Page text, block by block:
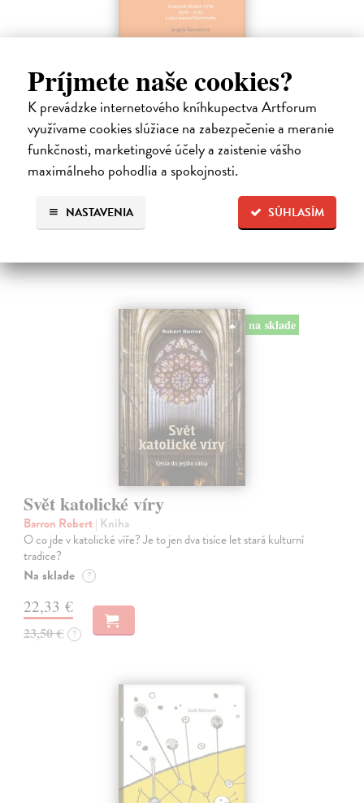
Príjmete naše cookies?
K prevádzke internetového kníhkupectva Artforum
využívame cookies slúžiace na zabezpečenie a meranie
funkčnosti, marketingové účely a zaistenie vášho
maximálneho pohodlia a spokojnosti.
SÚHLASÍM
NASTAVENIA
Dominik Mokoš OFM (1718-1776) a jeho
kazateľská tvorba
Škovierová Angela| Kniha
Ide o titul, ktorým naše vydavateľstvo pokračuje v mapovaní
františkánskeho príspevku k našej kultúre. Františkán Dominik
Mokoš patril medzi najplodnejších a najpozoruhodnejších slovenských
autorov homiletickej…
na sklade
Svět katolické víry
Barron Robert| Kniha
O co jde v katolické víře? Je to jen dva tisíce let stará kulturní
tradice?
Na sklade ?
22,33 €
23,50 € ?